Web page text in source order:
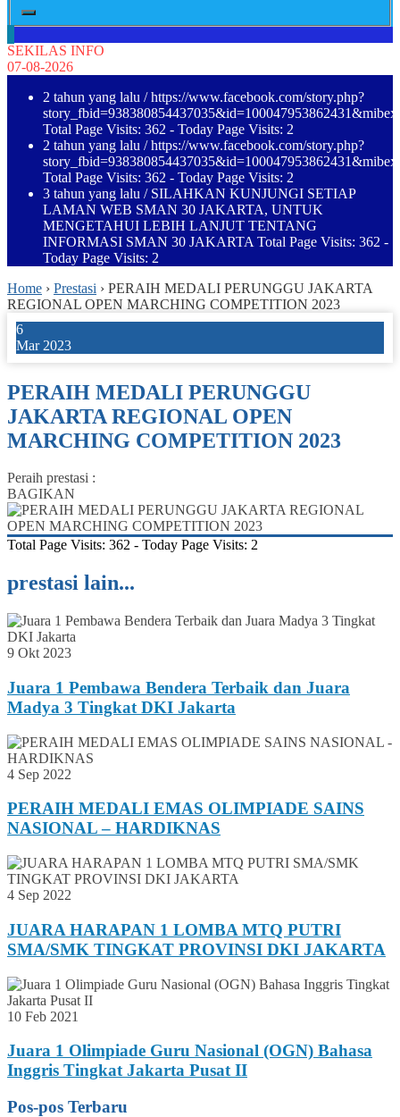
SEKILAS INFO
07-08-2026
2 tahun yang lalu / https://www.facebook.com/story.php?
Total Page Visits: 362 - Today Page Visits: 2
2 tahun yang lalu / https://www.facebook.com/story.php?
Total Page Visits: 362 - Today Page Visits: 2
3 tahun yang lalu / SILAHKAN KUNJUNGI SETIAP
LAMAN WEB SMAN 30 JAKARTA, UNTUK
MENGETAHUI LEBIH LANJUT TENTANG
INFORMASI SMAN 30 JAKARTA Total Page Visits: 362 -
Today Page Visits: 2
Home › Prestasi › PERAIH MEDALI PERUNGGU JAKARTA
REGIONAL OPEN MARCHING COMPETITION 2023
6
Mar 2023
PERAIH MEDALI PERUNGGU
JAKARTA REGIONAL OPEN
MARCHING COMPETITION 2023
Peraih prestasi :
BAGIKAN
Total Page Visits: 362 - Today Page Visits: 2
prestasi lain...
9 Okt 2023
Juara 1 Pembawa Bendera Terbaik dan Juara
Madya 3 Tingkat DKI Jakarta
4 Sep 2022
PERAIH MEDALI EMAS OLIMPIADE SAINS
NASIONAL – HARDIKNAS
4 Sep 2022
JUARA HARAPAN 1 LOMBA MTQ PUTRI
SMA/SMK TINGKAT PROVINSI DKI JAKARTA
10 Feb 2021
Juara 1 Olimpiade Guru Nasional (OGN) Bahasa
Inggris Tingkat Jakarta Pusat II
Pos-pos Terbaru